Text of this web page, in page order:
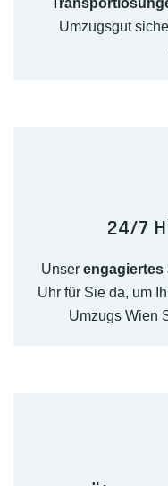
Umzugsgut
24/7
Unser engagiertes
Uhr für Sie da, um
Umzugs Wien